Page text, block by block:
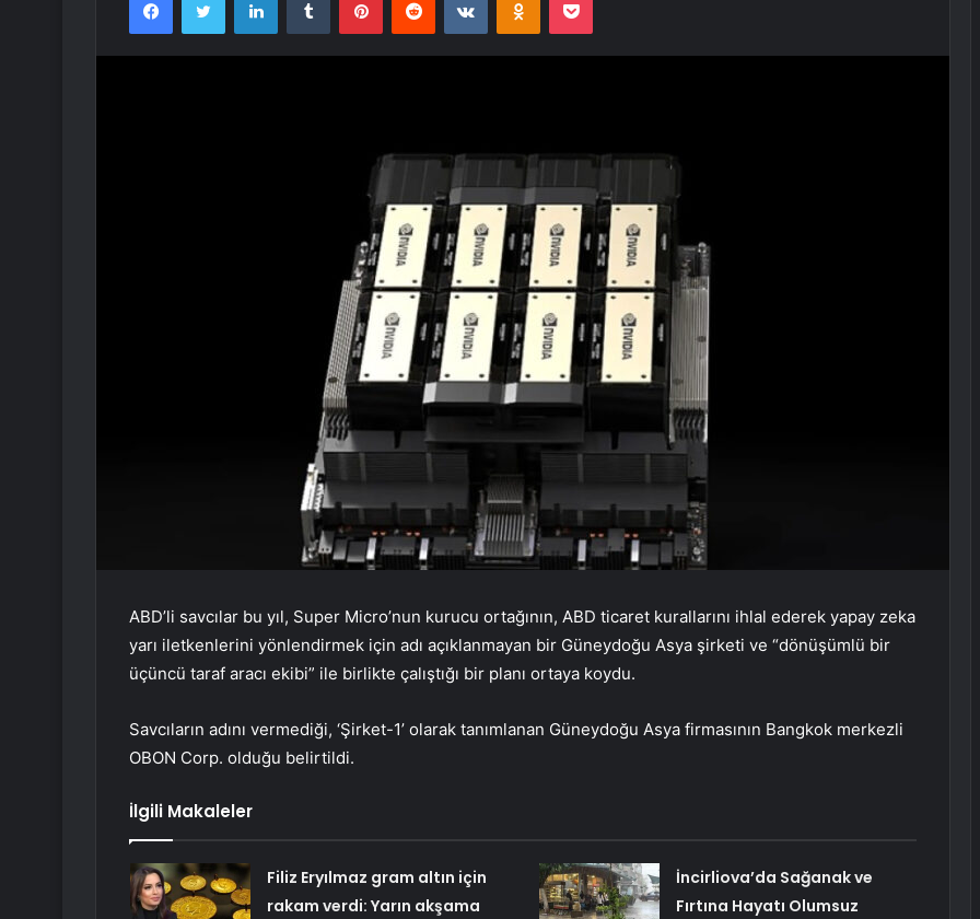
ABD’li savcılar bu yıl, Super Micro’nun kurucu ortağının, ABD ticaret kurallarını ihlal ederek yapay zeka
yarı iletkenlerini yönlendirmek için adı açıklanmayan bir Güneydoğu Asya şirketi ve “dönüşümlü bir
üçüncü taraf aracı ekibi” ile birlikte çalıştığı bir planı ortaya koydu.
Savcıların adını vermediği, ‘Şirket-1’ olarak tanımlanan Güneydoğu Asya firmasının Bangkok merkezli
OBON Corp. olduğu belirtildi.
İlgili Makaleler
Filiz Eryılmaz gram altın için
rakam verdi: Yarın akşama
İncirliova’da Sağanak ve
Fırtına Hayatı Olumsuz